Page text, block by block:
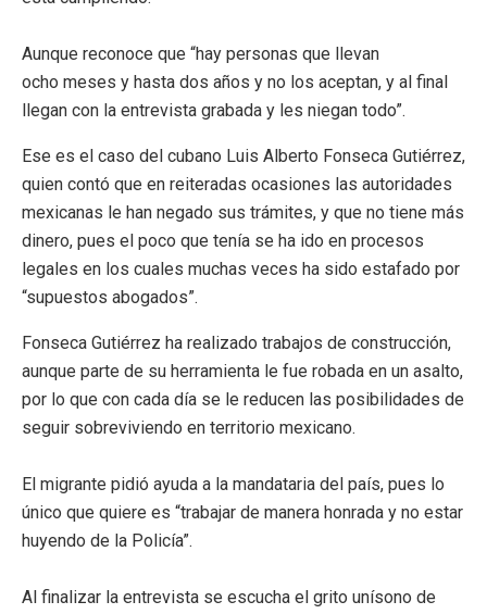
Aunque reconoce que “hay personas que llevan
ocho meses y hasta dos años y no los aceptan, y al final
llegan con la entrevista grabada y les niegan todo”.
Ese es el caso del cubano Luis Alberto Fonseca Gutiérrez,
quien contó que en reiteradas ocasiones las autoridades
mexicanas le han negado sus trámites, y que no tiene más
dinero, pues el poco que tenía se ha ido en procesos
legales en los cuales muchas veces ha sido estafado por
“supuestos abogados”.
Fonseca Gutiérrez ha realizado trabajos de construcción,
aunque parte de su herramienta le fue robada en un asalto,
por lo que con cada día se le reducen las posibilidades de
seguir sobreviviendo en territorio mexicano.
El migrante pidió ayuda a la mandataria del país, pues lo
único que quiere es “trabajar de manera honrada y no estar
huyendo de la Policía”.
Al finalizar la entrevista se escucha el grito unísono de